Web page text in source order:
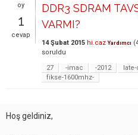
oy
1
cevap
DDR3 SDRAM
VARMI?
14 Şubat 2015 hi.caz Yardımcı (
soruldu
27
-imac -2012
fikse-1600mhz-
Hoş geldiniz,